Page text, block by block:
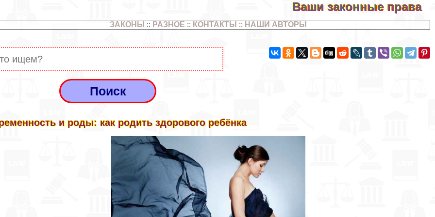
Ваши законные права
ЗАКОНЫ :: РАЗНОЕ :: КОНТАКТЫ :: НАШИ АВТОРЫ
и роды: как родить здорового ребёнка